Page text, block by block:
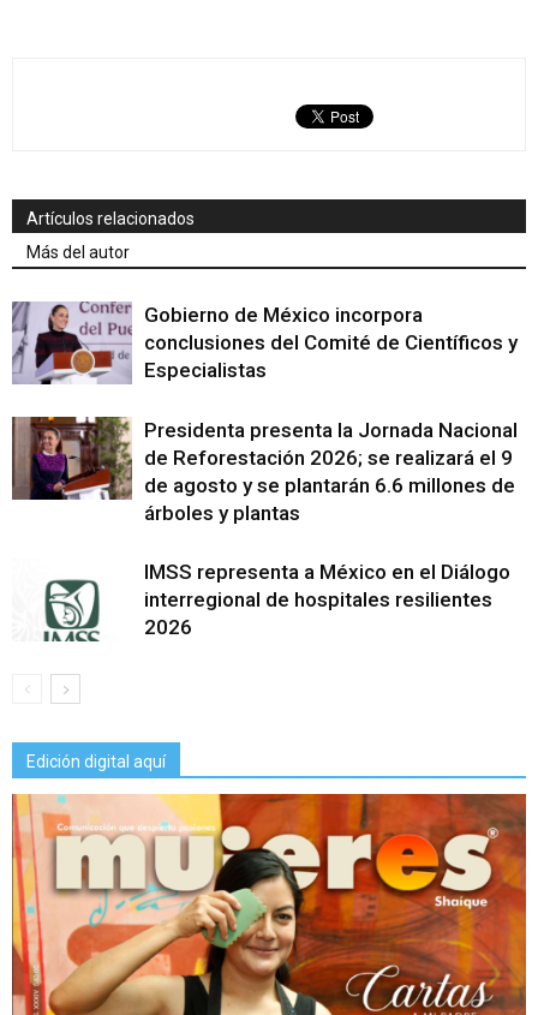
Artículos relacionados
Más del autor
Gobierno de México incorpora
conclusiones del Comité de Científicos y
Especialistas
Presidenta presenta la Jornada Nacional
de Reforestación 2026; se realizará el 9
de agosto y se plantarán 6.6 millones de
árboles y plantas
IMSS representa a México en el Diálogo
interregional de hospitales resilientes
2026
Edición digital aquí